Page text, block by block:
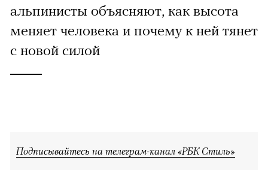
альпинисты объясняют, как высота
меняет человека и почему к ней тянет
с новой силой
Подписывайтесь на телеграм-канал «РБК Стиль»